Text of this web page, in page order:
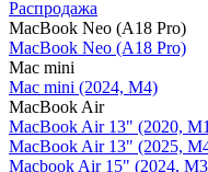
Распродажа
MacBook Neo (A18 Pro)
MacBook Neo (A18 Pro)
Mac mini
Mac mini (2024, M4)
MacBook Air
MacBook Air 13" (2020,
MacBook Air 13" (2025,
Macbook Air 15" (2024,